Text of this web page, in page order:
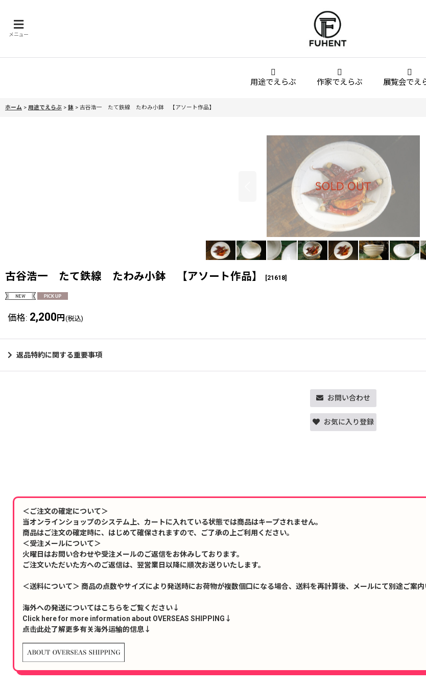
メニュー
用途でえらぶ 作家でえらぶ 展覧会でえ
ホーム > 用途でえらぶ > 鉢 > 古谷浩一 たて鉄線 たわみ小鉢 【アソート作品】
古谷浩一 たて鉄線 たわみ小鉢 【アソート作品】 [21618]
価格: 2,200 円 (税込)
返品特約に関する重要事項
お問い合わせ
お気に入り登録
＜ご注文の確定について＞
当オンラインショップのシステム上、カートに入れている状態では商品はキープされません。
商品はご注文の確定時に、はじめて確保されますので、ご了承の上ご利用ください。
＜受注メールについて＞
火曜日はお問い合わせや受注メールのご返信をお休みしております。
ご注文いただいた方へのご返信は、翌営業日以降に順次お送りいたします。
＜送料について＞ 商品の点数やサイズにより発送時にお荷物が複数個口になる場合、送料を再計算後、メールにて別途ご案内
海外への発送についてはこちらをご覧ください↓
Click here for more information about OVERSEAS SHIPPING↓
点击此处了解更多有关海外运输的信息↓